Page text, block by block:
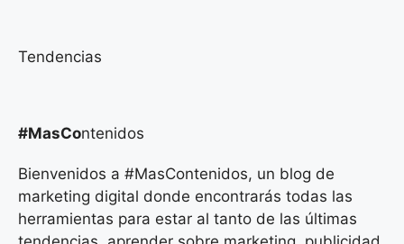
Tendencias
#MasContenidos
Bienvenidos a #MasContenidos, un blog de
marketing digital donde encontrarás todas las
herramientas para estar al tanto de las últimas